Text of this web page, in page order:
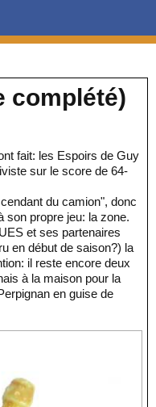
complété)
sur le score de 64-
du camion", donc
son propre jeu: la zone.
et ses partenaires
en début de saison?) la
il reste encore deux
à la maison pour la
en guise de